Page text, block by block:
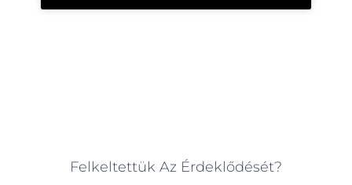
Felkeltettük Az Érdeklődését?